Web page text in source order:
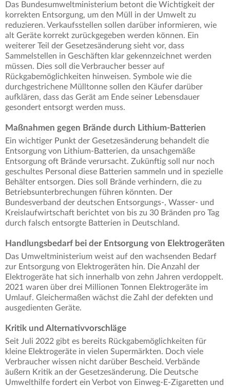
Das Bundesumweltministerium betont die Wichtigkeit der
korrekten Entsorgung, um den Müll in der Umwelt zu
reduzieren. Verkaufsstellen sollen darüber informieren, wie
alt Geräte korrekt zurückgegeben werden können. Ein
weiterer Teil der Gesetzesänderung sieht vor, dass
Sammelstellen in Geschäften klar gekennzeichnet werden
müssen. Dies soll die Verbraucher besser auf
Rückgabemöglichkeiten hinweisen. Symbole wie die
durchgestrichene Mülltonne sollen den Käufer darüber
aufklären, dass das Gerät am Ende seiner Lebensdauer
gesondert entsorgt werden muss.
Maßnahmen gegen Brände durch Lithium-Batterien
Ein wichtiger Punkt der Gesetzesänderung behandelt die
Entsorgung von Lithium-Batterien, da unsachgemäße
Entsorgung oft Brände verursacht. Zukünftig soll nur noch
geschultes Personal diese Batterien sammeln und in spezielle
Behälter entsorgen. Dies soll Brände verhindern, die zu
Betriebsunterbrechungen führen könnten. Der
Bundesverband der deutschen Entsorgungs-, Wasser- und
Kreislaufwirtschaft berichtet von bis zu 30 Bränden pro Tag
durch falsch entsorgte Batterien in Deutschland.
Handlungsbedarf bei der Entsorgung von Elektrogeräten
Das Umweltministerium weist auf den wachsenden Bedarf
zur Entsorgung von Elektrogeräten hin. Die Anzahl der
Elektrogeräte hat sich innerhalb von zehn Jahren verdoppelt.
2021 waren über drei Millionen Tonnen Elektrogeräte im
Umlauf. Gleichermaßen wächst die Zahl der defekten und
ausgedienten Geräte.
Kritik und Alternativvorschläge
Seit Juli 2022 gibt es bereits Rückgabemöglichkeiten für
kleine Elektrogeräte in vielen Supermärkten. Doch viele
Verbraucher wissen nicht darüber Bescheid. Verbände
äußern Kritik an der Gesetzesänderung. Die Deutsche
Umwelthilfe fordert ein Verbot von Einweg-E-Zigaretten und